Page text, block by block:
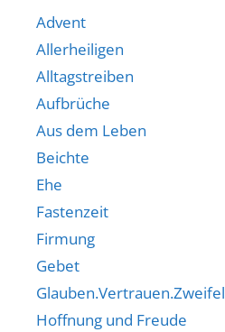
Advent
Allerheiligen
Alltagstreiben
Aufbrüche
Aus dem Leben
Beichte
Ehe
Fastenzeit
Firmung
Gebet
Glauben.Vertrauen.Zweifel
Hoffnung und Freude